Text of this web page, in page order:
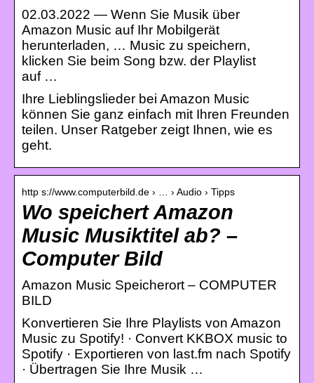
02.03.2022 — Wenn Sie Musik über
Amazon Music auf Ihr Mobilgerät
herunterladen, … Music zu speichern,
klicken Sie beim Song bzw. der Playlist
auf …
Ihre Lieblingslieder bei Amazon Music
können Sie ganz einfach mit Ihren Freunden
teilen. Unser Ratgeber zeigt Ihnen, wie es
geht.
http s://www.computerbild.de › … › Audio › Tipps
Wo speichert Amazon
Music Musiktitel ab? –
Computer Bild
Amazon Music Speicherort – COMPUTER
BILD
Konvertieren Sie Ihre Playlists von Amazon
Music zu Spotify! · Convert KKBOX music to
Spotify · Exportieren von last.fm nach Spotify
· Übertragen Sie Ihre Musik …